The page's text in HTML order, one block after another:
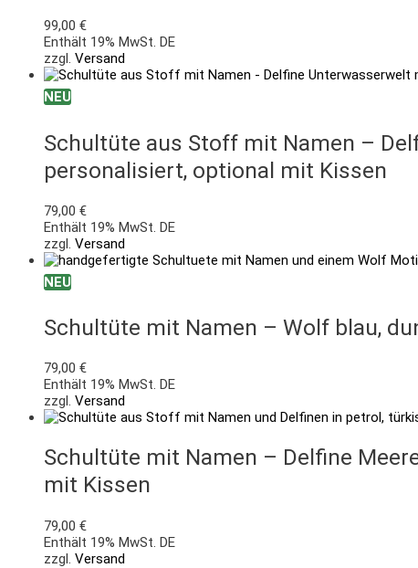
99,00 €
Enthält 19% MwSt. DE
zzgl. Versand
NEU
Schultüte aus Stoff mit Namen –
personalisiert, optional mit Kissen
79,00 €
Enthält 19% MwSt. DE
zzgl. Versand
NEU
Schultüte mit Namen – Wolf blau,
79,00 €
Enthält 19% MwSt. DE
zzgl. Versand
Schultüte mit Namen – Delfine
mit Kissen
79,00 €
Enthält 19% MwSt. DE
zzgl. Versand